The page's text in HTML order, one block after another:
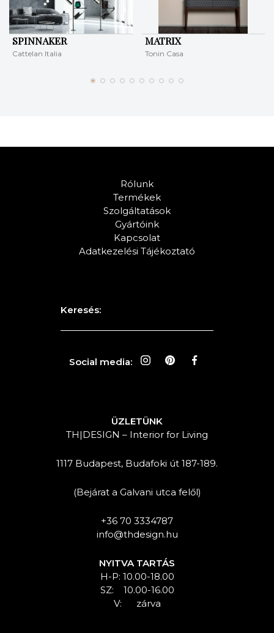
SPINNAKER
Cattelan Italia
MATRIX
Tonin Casa
Rólunk
Termékek
Szolgáltatások
Gyártóink
Kapcsolat
Adatkezelési Tájékoztató
Keresés:
Social media:
ÜZLETÜNK
TH|DESIGN – Interior for Living
1117 Budapest, Budafoki út 187-189.
(Bejárat a Galvani utca felől)
+36 70 3334787
info@thdesign.hu
NYITVA TARTÁS
H-P: 10.00-18.00
SZ: 10.00-16.00
V: zárva